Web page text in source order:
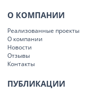
О КОМПАНИИ
Реализованные проекты
О компании
Новости
Отзывы
Контакты
ПУБЛИКАЦИИ